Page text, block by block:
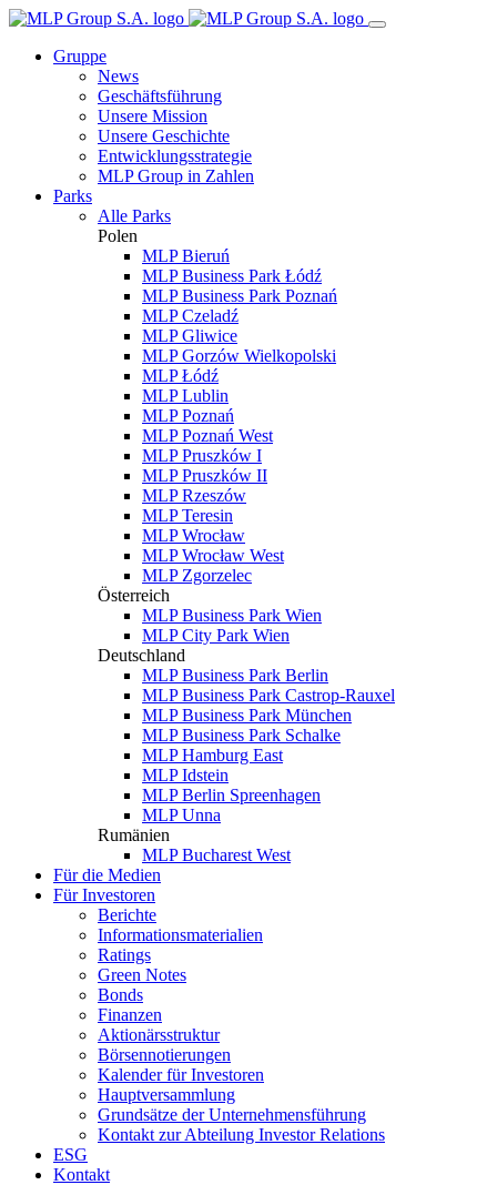
Gruppe
News
Geschäftsführung
Unsere Mission
Unsere Geschichte
Entwicklungsstrategie
MLP Group in Zahlen
Parks
Alle Parks
Polen
MLP Bieruń
MLP Business Park Łódź
MLP Business Park Poznań
MLP Czeladź
MLP Gliwice
MLP Gorzów Wielkopolski
MLP Łódź
MLP Lublin
MLP Poznań
MLP Poznań West
MLP Pruszków I
MLP Pruszków II
MLP Rzeszów
MLP Teresin
MLP Wrocław
MLP Wrocław West
MLP Zgorzelec
Österreich
MLP Business Park Wien
MLP City Park Wien
Deutschland
MLP Business Park Berlin
MLP Business Park Castrop-Rauxel
MLP Business Park München
MLP Business Park Schalke
MLP Hamburg East
MLP Idstein
MLP Berlin Spreenhagen
MLP Unna
Rumänien
MLP Bucharest West
Für die Medien
Für Investoren
Berichte
Informationsmaterialien
Ratings
Green Notes
Bonds
Finanzen
Aktionärsstruktur
Börsennotierungen
Kalender für Investoren
Hauptversammlung
Grundsätze der Unternehmensführung
Kontakt zur Abteilung Investor Relations
ESG
Kontakt